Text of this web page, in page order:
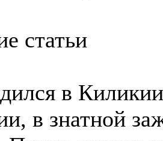
статьи
в
в знатной